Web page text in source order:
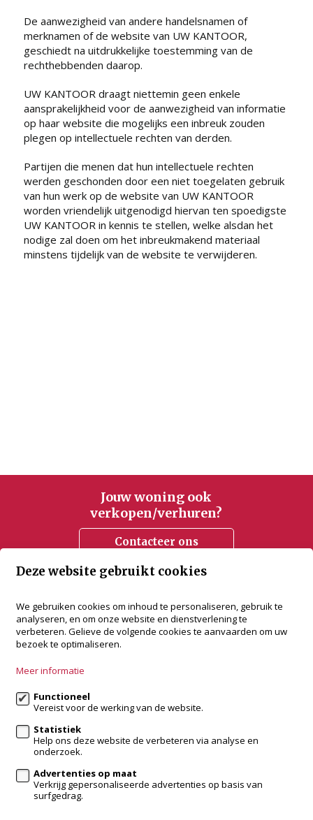
De aanwezigheid van andere handelsnamen of
merknamen of de website van UW KANTOOR,
geschiedt na uitdrukkelijke toestemming van de
rechthebbenden daarop.
UW KANTOOR draagt niettemin geen enkele
aansprakelijkheid voor de aanwezigheid van informatie
op haar website die mogelijks een inbreuk zouden
plegen op intellectuele rechten van derden.
Partijen die menen dat hun intellectuele rechten
werden geschonden door een niet toegelaten gebruik
van hun werk op de website van UW KANTOOR
worden vriendelijk uitgenodigd hiervan ten spoedigste
UW KANTOOR in kennis te stellen, welke alsdan het
nodige zal doen om het inbreukmakend materiaal
minstens tijdelijk van de website te verwijderen.
Jouw woning ook
verkopen/verhuren?
Contacteer ons
accent vastgoed
Bredabaan 505
2930 Brasschaat
info@accentvastgoed.be
Volg ons op:
Deze website gebruikt cookies
We gebruiken cookies om inhoud te personaliseren, gebruik te
analyseren, en om onze website en dienstverlening te
verbeteren. Gelieve de volgende cookies te aanvaarden om uw
bezoek te optimaliseren.
Meer informatie
Functioneel
Vereist voor de werking van de website.
Statistiek
Help ons deze website de verbeteren via analyse en
onderzoek.
Advertenties op maat
Verkrijg gepersonaliseerde advertenties op basis van
surfgedrag.